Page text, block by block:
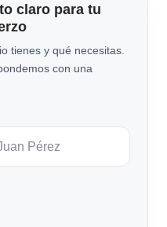
claro para tu
tienes y qué necesitas.
con una